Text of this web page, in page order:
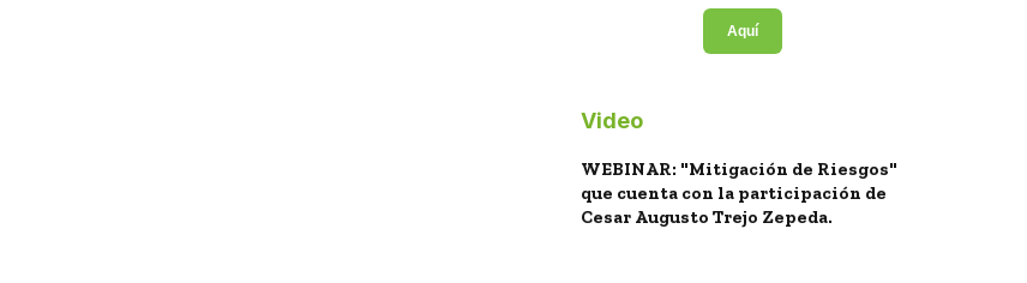
Aquí
Video
WEBINAR: "Mitigación de Riesgos"
que cuenta con la participación de
Cesar Augusto Trejo Zepeda.